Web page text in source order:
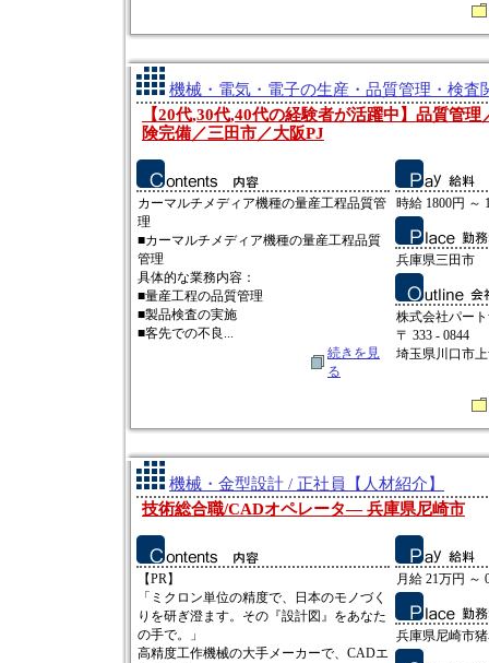
機械・電気・電子の生産・品質管理・検査
【20代,30代,40代の経験者が活躍中】品質管
険完備／三田市／大阪PJ
カーマルチメディア機種の量産工程品質管
理
■カーマルチメディア機種の量産工程品質
管理
具体的な業務内容：
■量産工程の品質管理
■製品検査の実施
■客先での不良...
続きを見
る
時給 1800円 ～
兵庫県三田市
株式会社パー
〒 333 - 0844
埼玉県川口市
機械・金型設計 / 正社員【人材紹介】
技術総合職/CADオペレータ― 兵庫県尼崎市
【PR】
「ミクロン単位の精度で、日本のモノづく
りを研ぎ澄ます。その『設計図』をあなた
の手で。」
高精度工作機械の大手メーカーで、CADエ
月給 21万円 ～
兵庫県尼崎市